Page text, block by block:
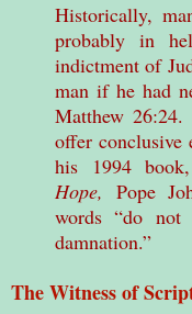
Historically,
probably in
indictment of
man if he had
Matthew
offer conclusive
his 1994 book,
Hope,Pope
words “do
damnation.”
The Witness of